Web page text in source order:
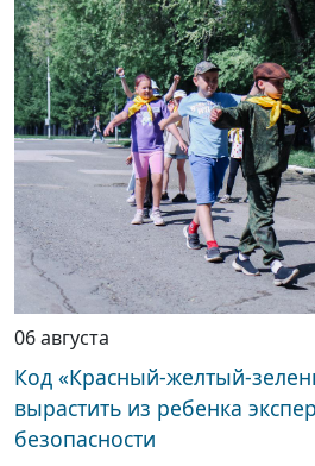
06 августа
Код «Красный-желтый-
вырастить из ребенка
безопасности